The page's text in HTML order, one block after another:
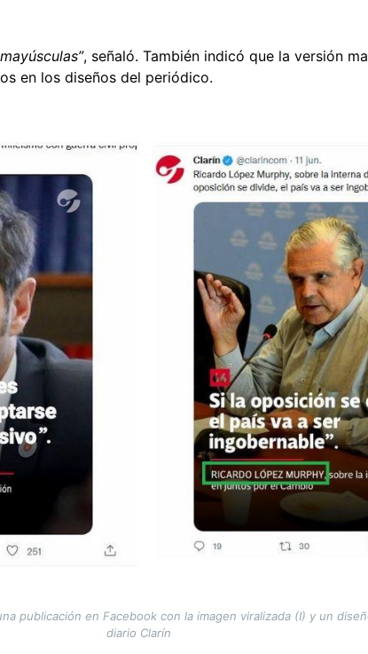
, señaló. También indicó que la versión
en los diseños del periódico.
publicación en Facebook con la imagen viralizada (I) y un
diario Clarín